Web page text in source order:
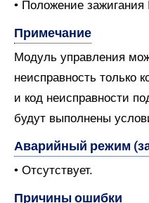
• Положение зажигания
Примечание
Модуль управления
неисправность только
и код неисправности
будут выполнены
Аварийный режим
• Отсутствует.
Причины ошибки